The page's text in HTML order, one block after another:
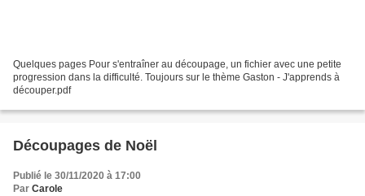
Quelques pages Pour s'entraîner au découpage, un fichier avec une petite
progression dans la difficulté. Toujours sur le thème Gaston - J'apprends à
découper.pdf
Découpages de Noël
Publié le 30/11/2020 à 17:00
Par Carole